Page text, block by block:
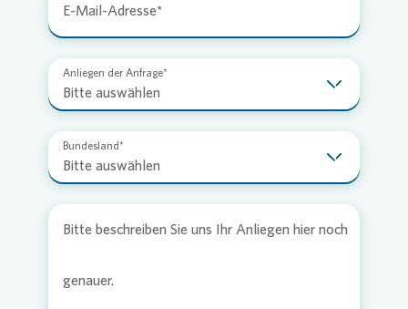
E-Mail-Adresse
Anliegen der Anfrage
Bitte auswählen
Bundesland
Bitte auswählen
Bitte beschreiben Sie uns Ihr Anliegen hier noch
genauer.